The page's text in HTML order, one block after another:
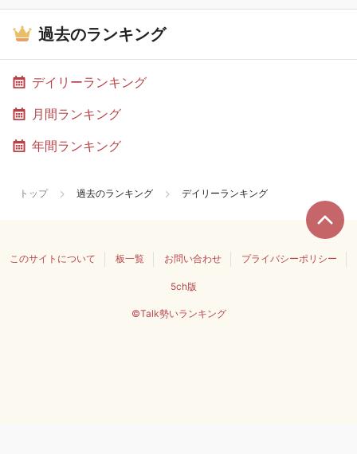
過去のランキング
デイリーランキング
月間ランキング
年間ランキング
トップ 過去のランキング デイリーランキング
このサイトについて 板一覧 お問い合わせ プライバシーポリシー
5ch版
©Talk勢いランキング